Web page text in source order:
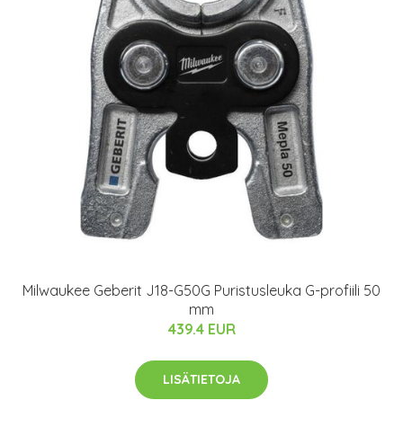
Milwaukee Geberit J18-G50G Puristusleuka G-profiili 50
mm
439.4 EUR
LISÄTIETOJA